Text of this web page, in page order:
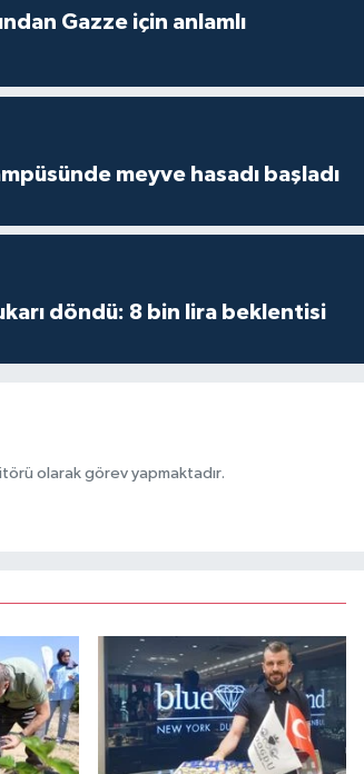
Gazze için anlamlı
meyve hasadı başladı
döndü: 8 bin lira beklentisi
olarak görev yapmaktadır.